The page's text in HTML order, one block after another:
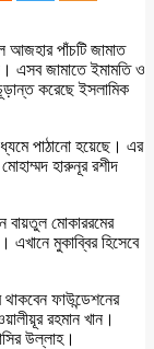
আজহার পাঁচটি জামাত
এসব জামাতে ইমামতি ও
করেছে ইসলামিক
পাঠানো হয়েছে। এর
হারুনূর রশীদ
বায়তুল মোকাররমের
এখানে মুকাব্বির হিসেবে
ফাউন্ডেশনের
রহমান খান।
উল্লাহ।